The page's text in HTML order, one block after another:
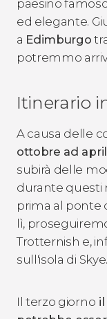
paesino
ed elegante.
a Edimburgo
potremmo
Itinerario
A causa delle
ottobre ad
subirà delle
durante questi
prima al ponte
lì,
Trotternish e,
sull'isola di Skye.
Il terzo giorno